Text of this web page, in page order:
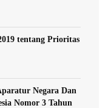
tentang Prioritas
Negara Dan
Nomor 3 Tahun